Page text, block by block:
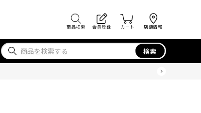
商品検索 会員登録 カート 店舗情報
検索